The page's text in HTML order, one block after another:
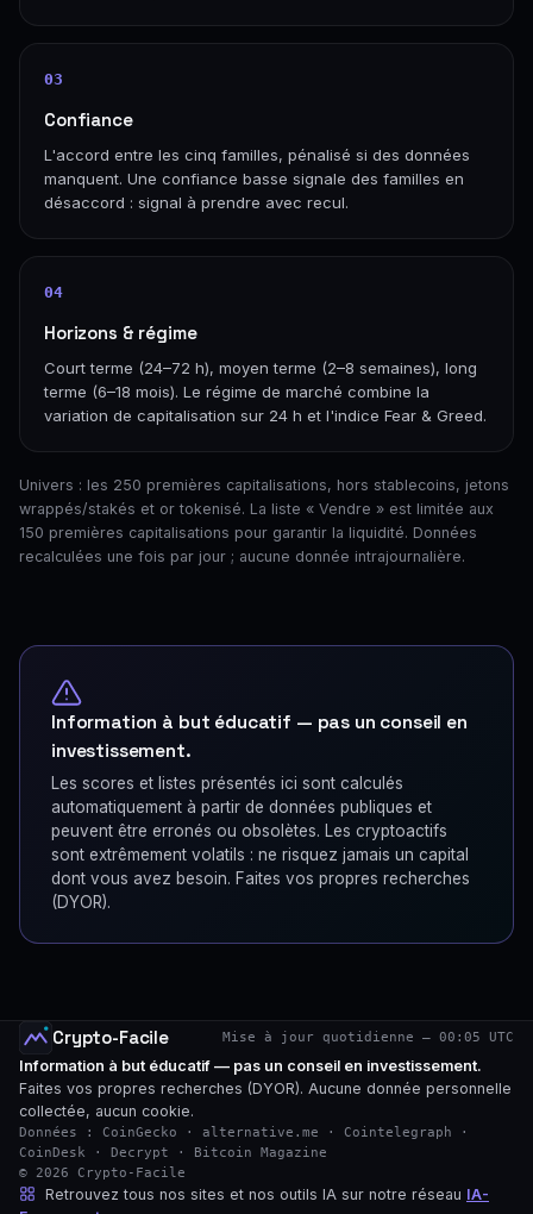
03
Confiance
L'accord entre les cinq familles, pénalisé si des données
manquent. Une confiance basse signale des familles en
désaccord : signal à prendre avec recul.
04
Horizons & régime
Court terme (24–72 h), moyen terme (2–8 semaines), long
terme (6–18 mois). Le régime de marché combine la
variation de capitalisation sur 24 h et l'indice Fear & Greed.
Univers : les 250 premières capitalisations, hors stablecoins, jetons
wrappés/stakés et or tokenisé. La liste « Vendre » est limitée aux
150 premières capitalisations pour garantir la liquidité. Données
recalculées une fois par jour ; aucune donnée intrajournalière.
Information à but éducatif — pas un conseil en
investissement.
Les scores et listes présentés ici sont calculés
automatiquement à partir de données publiques et
peuvent être erronés ou obsolètes. Les cryptoactifs
sont extrêmement volatils : ne risquez jamais un capital
dont vous avez besoin. Faites vos propres recherches
(DYOR).
Crypto-Facile Mise à jour quotidienne — 00:05 UTC
Information à but éducatif — pas un conseil en investissement.
Faites vos propres recherches (DYOR). Aucune donnée personnelle
collectée, aucun cookie.
Données : CoinGecko · alternative.me · Cointelegraph ·
CoinDesk · Decrypt · Bitcoin Magazine
© 2026 Crypto-Facile
Retrouvez tous nos sites et nos outils IA sur notre réseau IA-